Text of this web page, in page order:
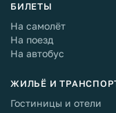
БИЛЕТЫ
На самолёт
На поезд
На автобус
ЖИЛЬЁ И
Гостиницы и отели